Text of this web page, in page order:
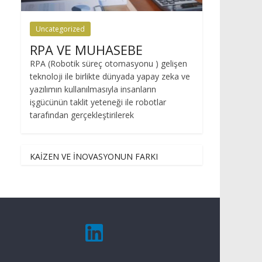
Uncategorized
RPA VE MUHASEBE
RPA (Robotik süreç otomasyonu ) gelişen
teknoloji ile birlikte dünyada yapay zeka ve
yazılımın kullanılmasıyla insanların
işgücünün taklit yeteneği ile robotlar
tarafından gerçekleştirilerek
KAİZEN VE İNOVASYONUN FARKI